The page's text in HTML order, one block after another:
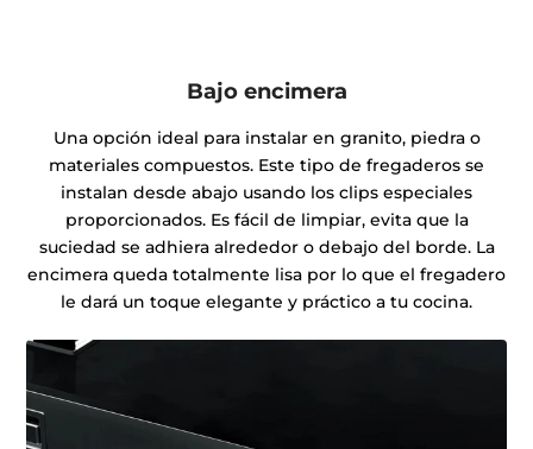
Bajo encimera
Una opción ideal para instalar en granito, piedra o
materiales compuestos. Este tipo de fregaderos se
instalan desde abajo usando los clips especiales
proporcionados. Es fácil de limpiar, evita que la
suciedad se adhiera alrededor o debajo del borde. La
encimera queda totalmente lisa por lo que el fregadero
le dará un toque elegante y práctico a tu cocina.